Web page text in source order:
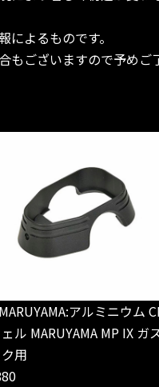
よるものです。
ございますので予めご
アルミニウム
ル MARUYAMA MP IX ガ
用